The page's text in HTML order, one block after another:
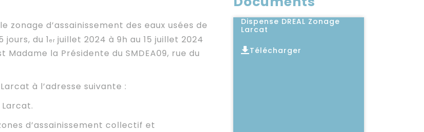
d’assainissement des eaux usées de
du 1 er juillet 2024 à 9h au 15 juillet 2024
la Présidente du SMDEA09, rue du
à l’adresse suivante :
d’assainissement collectif et
Dispense DREAL Zonage
Larcat
Télécharger